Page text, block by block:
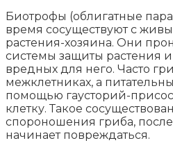
Биотрофы (облигатные
время сосуществуют с
растения-хозяина. Они
системы защиты растения
вредных для него. Часто
межклетниках, а
помощью гаусторий-
клетку. Такое
спороношения гриба,
начинает повреждаться.